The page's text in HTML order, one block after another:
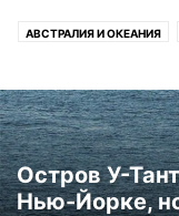
АВСТРАЛИЯ И ОКЕАНИЯ
Остров У-
Нью-Йорке,